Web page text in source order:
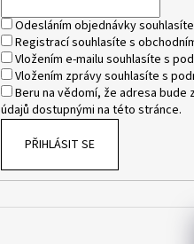
Odesláním objednávky
Registrací souhlasíte s
Vložením e-mailu souhlasíte s
Vložením zprávy souhlasíte s
Beru na vědomí, že adresa
údajů dostupnými na této stránce.
PŘIHLÁSIT SE